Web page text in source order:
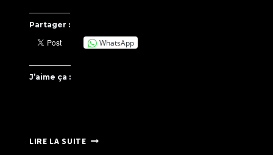
Partager :
WhatsApp
J’aime ça :
LIRE LA SUITEPHOTOS